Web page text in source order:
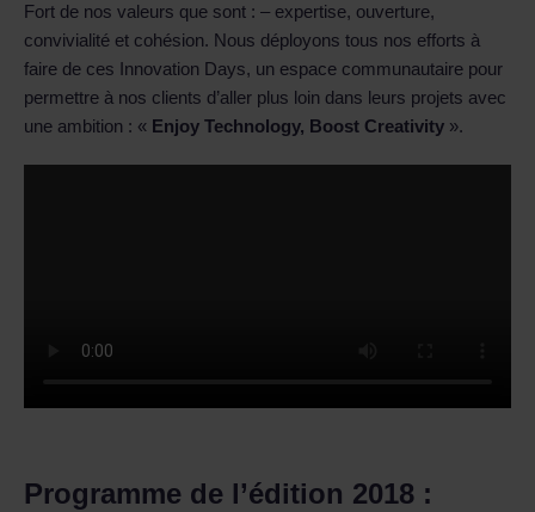
Fort de nos valeurs que sont : – expertise, ouverture,
convivialité et cohésion. Nous déployons tous nos efforts à
faire de ces Innovation Days, un espace communautaire pour
permettre à nos clients d’aller plus loin dans leurs projets avec
une ambition : « Enjoy Technology, Boost Creativity ».
Programme de l’édition 2018 :